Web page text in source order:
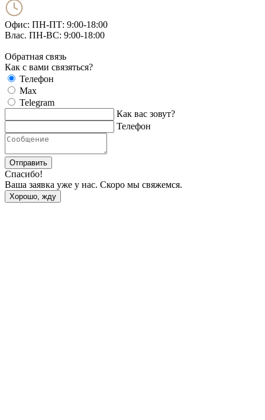
Офис: ПН-ПТ: 9:00-18:00
Влас. ПН-ВС: 9:00-18:00
Обратная связь
Как с вами связяться?
Телефон
Max
Telegram
Как вас зовут?
Телефон
Отправить
Спасибо!
Ваша заявка уже у нас. Скоро мы свяжемся.
Хорошо, жду